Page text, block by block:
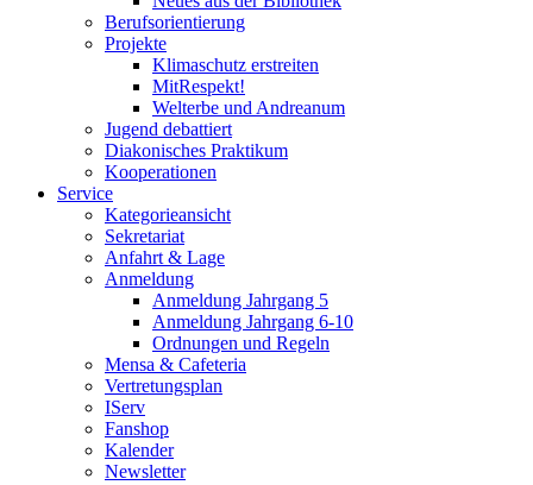
Berufsorientierung
Projekte
Klimaschutz erstreiten
MitRespekt!
Welterbe und Andreanum
Jugend debattiert
Diakonisches Praktikum
Kooperationen
Service
Kategorieansicht
Sekretariat
Anfahrt & Lage
Anmeldung
Anmeldung Jahrgang 5
Anmeldung Jahrgang 6-10
Ordnungen und Regeln
Mensa & Cafeteria
Vertretungsplan
IServ
Fanshop
Kalender
Newsletter